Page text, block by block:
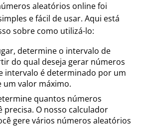
aleatórios online foi
e fácil de usar. Aqui está
sobre como utilizá-lo:
determine o intervalo de
do qual deseja gerar números
intervalo é determinado por um
um valor máximo.
quantos números
precisa. O nosso calculador
gere vários números aleatórios